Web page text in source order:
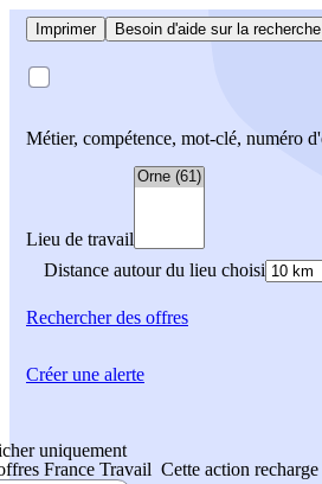
Imprimer Besoin d'aide sur la
Métier, compétence, mot-clé, numéro
Lieu de travail
Distance autour du lieu choisi
Rechercherdes offres
uniquement
France Travail Cette action
Créer une alerte